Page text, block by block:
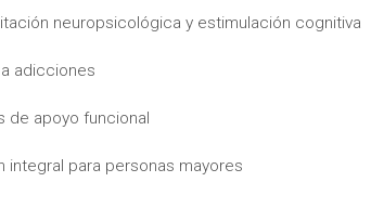
neuropsicológica y estimulación cognitiva
adicciones
de apoyo funcional
integral para personas mayores